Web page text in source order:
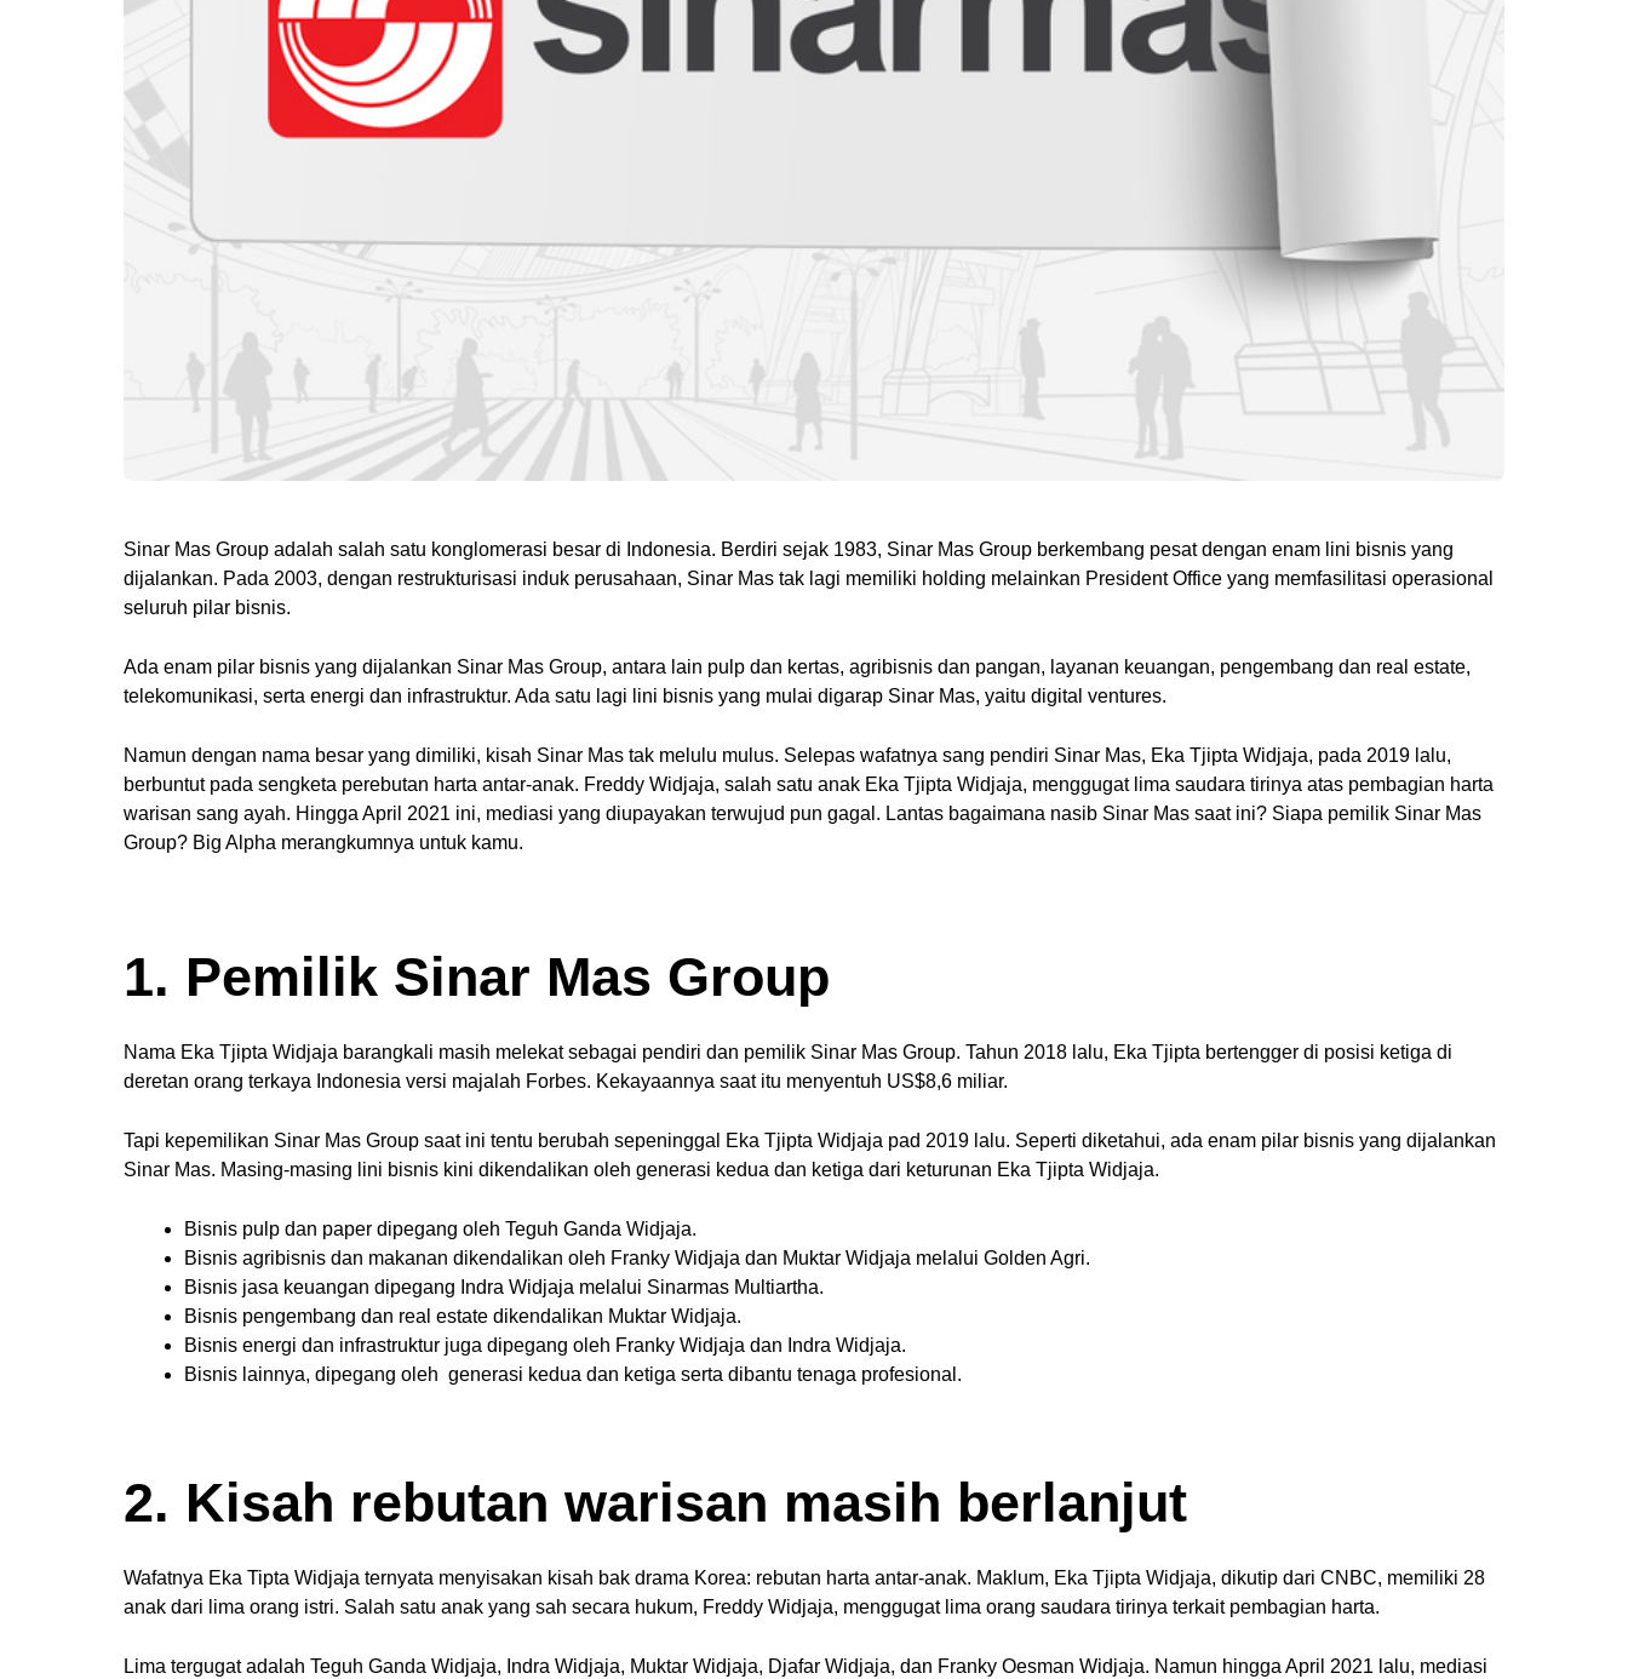
Sinar Mas Group adalah salah satu konglomerasi besar di Indonesia. Berdiri sejak 1983, Sinar Mas Group berkembang pesat dengan enam lini bisnis yang
dijalankan. Pada 2003, dengan restrukturisasi induk perusahaan, Sinar Mas tak lagi memiliki holding melainkan President Office yang memfasilitasi operasional
seluruh pilar bisnis.
Ada enam pilar bisnis yang dijalankan Sinar Mas Group, antara lain pulp dan kertas, agribisnis dan pangan, layanan keuangan, pengembang dan real estate,
telekomunikasi, serta energi dan infrastruktur. Ada satu lagi lini bisnis yang mulai digarap Sinar Mas, yaitu digital ventures.
Namun dengan nama besar yang dimiliki, kisah Sinar Mas tak melulu mulus. Selepas wafatnya sang pendiri Sinar Mas, Eka Tjipta Widjaja, pada 2019 lalu,
berbuntut pada sengketa perebutan harta antar-anak. Freddy Widjaja, salah satu anak Eka Tjipta Widjaja, menggugat lima saudara tirinya atas pembagian harta
warisan sang ayah. Hingga April 2021 ini, mediasi yang diupayakan terwujud pun gagal. Lantas bagaimana nasib Sinar Mas saat ini? Siapa pemilik Sinar Mas
Group? Big Alpha merangkumnya untuk kamu.
1. Pemilik Sinar Mas Group
Nama Eka Tjipta Widjaja barangkali masih melekat sebagai pendiri dan pemilik Sinar Mas Group. Tahun 2018 lalu, Eka Tjipta bertengger di posisi ketiga di
deretan orang terkaya Indonesia versi majalah Forbes. Kekayaannya saat itu menyentuh US$8,6 miliar.
Tapi kepemilikan Sinar Mas Group saat ini tentu berubah sepeninggal Eka Tjipta Widjaja pad 2019 lalu. Seperti diketahui, ada enam pilar bisnis yang dijalankan
Sinar Mas. Masing-masing lini bisnis kini dikendalikan oleh generasi kedua dan ketiga dari keturunan Eka Tjipta Widjaja.
Bisnis pulp dan paper dipegang oleh Teguh Ganda Widjaja.
Bisnis agribisnis dan makanan dikendalikan oleh Franky Widjaja dan Muktar Widjaja melalui Golden Agri.
Bisnis jasa keuangan dipegang Indra Widjaja melalui Sinarmas Multiartha.
Bisnis pengembang dan real estate dikendalikan Muktar Widjaja.
Bisnis energi dan infrastruktur juga dipegang oleh Franky Widjaja dan Indra Widjaja.
Bisnis lainnya, dipegang oleh generasi kedua dan ketiga serta dibantu tenaga profesional.
2. Kisah rebutan warisan masih berlanjut
Wafatnya Eka Tipta Widjaja ternyata menyisakan kisah bak drama Korea: rebutan harta antar-anak. Maklum, Eka Tjipta Widjaja, dikutip dari CNBC, memiliki 28
anak dari lima orang istri. Salah satu anak yang sah secara hukum, Freddy Widjaja, menggugat lima orang saudara tirinya terkait pembagian harta.
Lima tergugat adalah Teguh Ganda Widjaja, Indra Widjaja, Muktar Widjaja, Djafar Widjaja, dan Franky Oesman Widjaja. Namun hingga April 2021 lalu, mediasi